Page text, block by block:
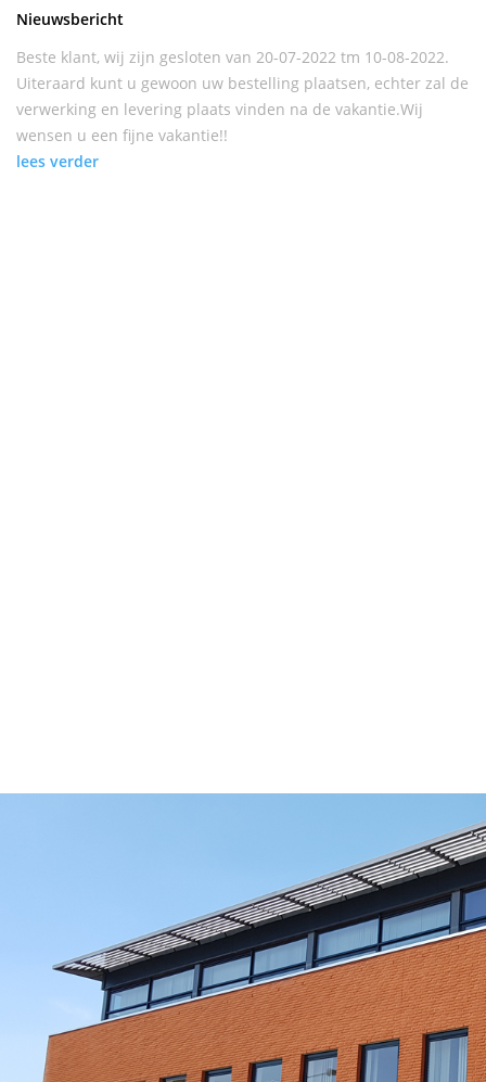
Nieuwsbericht
Beste klant, wij zijn gesloten van 20-07-2022 tm 10-08-2022.
Uiteraard kunt u gewoon uw bestelling plaatsen, echter zal de
verwerking en levering plaats vinden na de vakantie.Wij
wensen u een fijne vakantie!!
lees verder